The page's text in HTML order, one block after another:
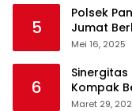
5
Polsek
Jumat
Mei 16, 2025
6
Maret 29,